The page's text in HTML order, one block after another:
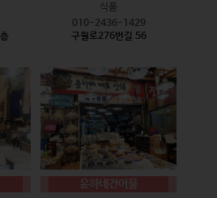
식품
010-2436-1429
구월로276번길 56
윤하네건어물